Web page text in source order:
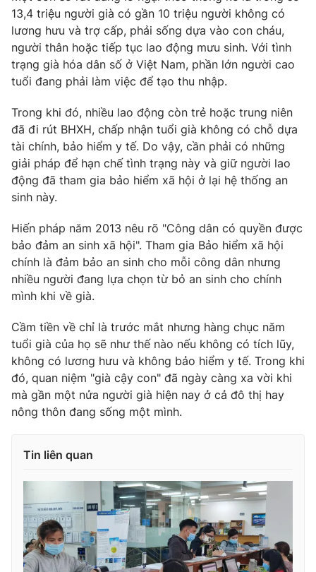
13,4 triệu người già có gần 10 triệu người không có
lương hưu và trợ cấp, phải sống dựa vào con cháu,
người thân hoặc tiếp tục lao động mưu sinh. Với tình
trạng già hóa dân số ở Việt Nam, phần lớn người cao
tuổi đang phải làm việc để tạo thu nhập.
Trong khi đó, nhiều lao động còn trẻ hoặc trung niên
đã đi rút BHXH, chấp nhận tuổi già không có chỗ dựa
tài chính, bảo hiểm y tế. Do vậy, cần phải có những
giải pháp để hạn chế tình trạng này và giữ người lao
động đã tham gia bảo hiểm xã hội ở lại hệ thống an
sinh này.
Hiến pháp năm 2013 nêu rõ "Công dân có quyền được
bảo đảm an sinh xã hội". Tham gia Bảo hiểm xã hội
chính là đảm bảo an sinh cho mỗi công dân nhưng
nhiều người đang lựa chọn từ bỏ an sinh cho chính
mình khi về già.
Cầm tiền về chỉ là trước mắt nhưng hàng chục năm
tuổi già của họ sẽ như thế nào nếu không có tích lũy,
không có lương hưu và không bảo hiểm y tế. Trong khi
đó, quan niệm "già cậy con" đã ngày càng xa vời khi
mà gần một nửa người già hiện nay ở cả đô thị hay
nông thôn đang sống một mình.
Tin liên quan